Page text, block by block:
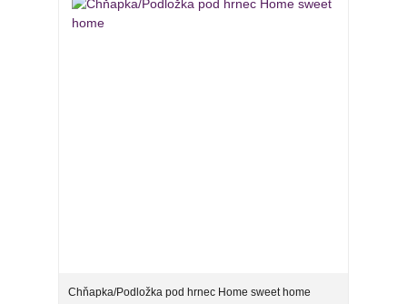
Chňapka/Podložka pod hrnec Home sweet home